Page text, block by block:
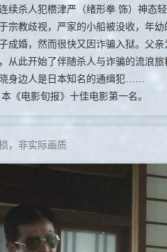
杀人犯槚津严（绪形拳 饰）神态
宗教歧视，严家的小船被没收，年
成婚，然而很快又因诈骗入狱。父
从此开始了伴随杀人与诈骗的流浪
身边人是日本知名的通缉犯……
电影旬报》十佳电影第一名。
，非实际画质